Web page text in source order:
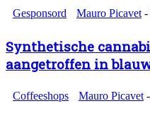
Gesponsord Mauro Picavet -
Synthetische
aangetroffen in
Coffeeshops Mauro Picavet -